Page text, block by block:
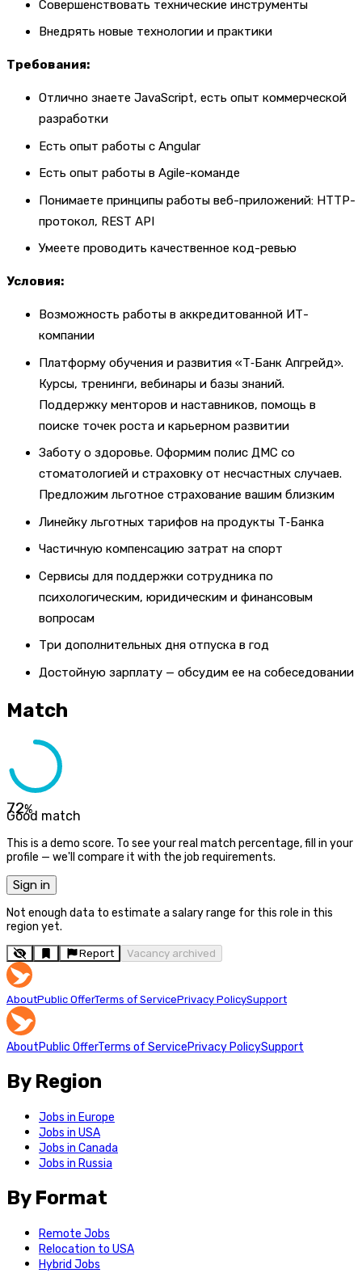
Совершенствовать технические инструменты
Внедрять новые технологии и практики
Требования:
Отлично знаете JavaScript, есть опыт коммерческой
разработки
Есть опыт работы с Angular
Есть опыт работы в Agile-команде
Понимаете принципы работы веб-приложений: HTTP-
протокол, REST API
Умеете проводить качественное код-ревью
Условия:
Возможность работы в аккредитованной ИТ-
компании
Платформу обучения и развития «Т‑Банк Апгрейд».
Курсы, тренинги, вебинары и базы знаний.
Поддержку менторов и наставников, помощь в
поиске точек роста и карьерном развитии
Заботу о здоровье. Оформим полис ДМС со
стоматологией и страховку от несчастных случаев.
Предложим льготное страхование вашим близким
Линейку льготных тарифов на продукты Т‑Банка
Частичную компенсацию затрат на спорт
Сервисы для поддержки сотрудника по
психологическим, юридическим и финансовым
вопросам
Три дополнительных дня отпуска в год
Достойную зарплату — обсудим ее на собеседовании
Match
72%
Good match
This is a demo score. To see your real match percentage, fill in your
profile — we'll compare it with the job requirements.
Sign in
Not enough data to estimate a salary range for this role in this
region yet.
Report Vacancy archived
AboutPublic OfferTerms of ServicePrivacy PolicySupport
AboutPublic OfferTerms of ServicePrivacy PolicySupport
By Region
Jobs in Europe
Jobs in USA
Jobs in Canada
Jobs in Russia
By Format
Remote Jobs
Relocation to USA
Hybrid Jobs